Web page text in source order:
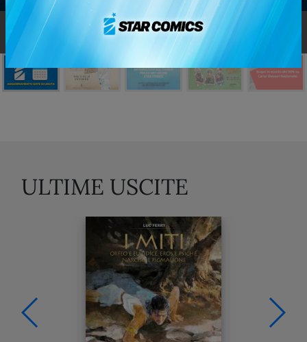
SLITTAMENTI RIGUARDANTI ALCUNE
FUTURE USCITE
ULTIME USCITE